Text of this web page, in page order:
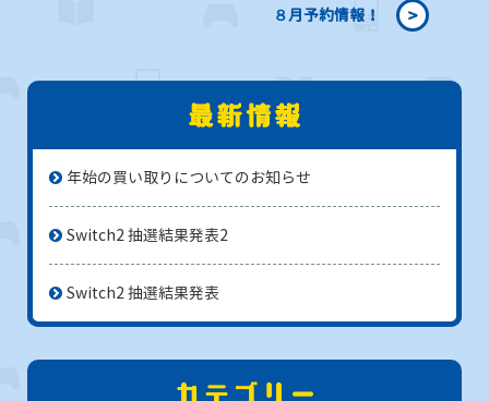
８月予約情報！ >
年始の買い取りについてのお知らせ
Switch2 抽選結果発表2
Switch2 抽選結果発表